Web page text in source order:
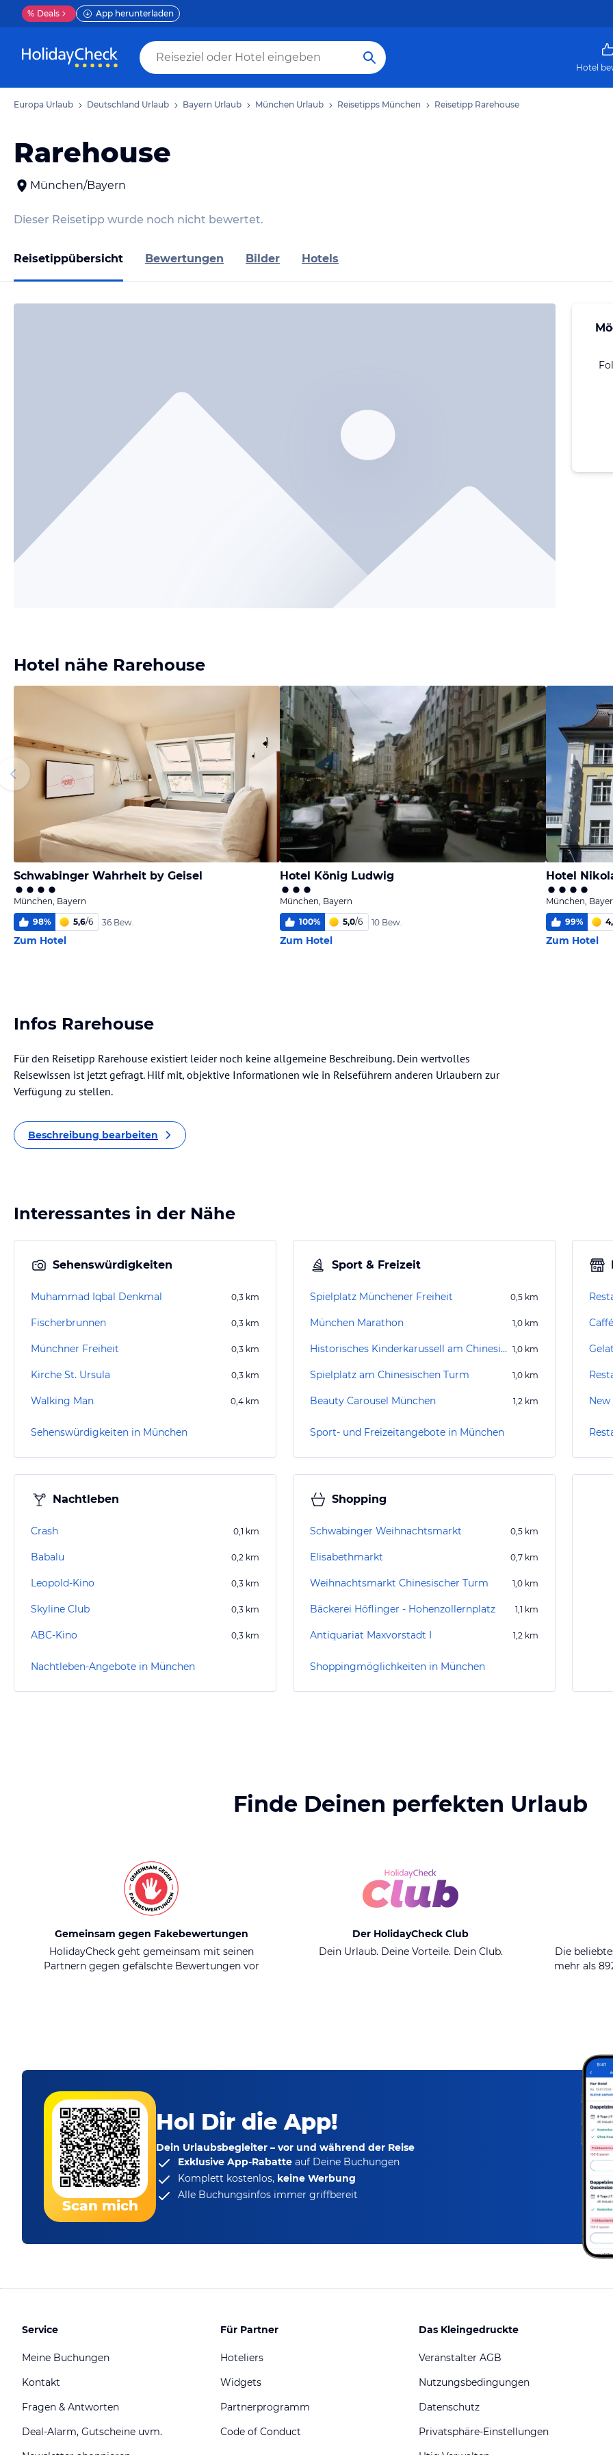
% Deals App herunterladen
Hotel
Europa Urlaub Deutschland Urlaub Bayern Urlaub München Urlaub Reisetipps München Reisetipp Rarehouse
Rarehouse
München/Bayern
Dieser Reisetipp wurde noch nicht bewertet.
Reisetippübersicht Bewertungen Bilder Hotels
Hotel nähe Rarehouse
Schwabinger Wahrheit by Geisel
München, Bayern
98% 5,6/6 36 Bew.
Zum Hotel
Hotel König Ludwig
München, Bayern
100% 5,0/6 10 Bew.
Zum Hotel
Hotel
München,
99%
Zum Hotel
Infos Rarehouse
Für den Reisetipp Rarehouse existiert leider noch keine allgemeine Beschreibung. Dein wertvolles
Reisewissen ist jetzt gefragt. Hilf mit, objektive Informationen wie in Reiseführern anderen Urlaubern zur
Verfügung zu stellen.
Beschreibung bearbeiten
Interessantes in der Nähe
Sehenswürdigkeiten
Muhammad Iqbal Denkmal 0,3 km
Fischerbrunnen 0,3 km
Münchner Freiheit 0,3 km
Kirche St. Ursula 0,3 km
Walking Man 0,4 km
Sehenswürdigkeiten in München
Sport & Freizeit
Spielplatz Münchener Freiheit 0,5 km
München Marathon 1,0 km
Historisches Kinderkarussell am Chinesischen Turm 1,0 km
Spielplatz am Chinesischen Turm 1,0 km
Beauty Carousel München 1,2 km
Sport- und Freizeitangebote in München
New
Nachtleben
Crash 0,1 km
Babalu 0,2 km
Leopold-Kino 0,3 km
Skyline Club 0,3 km
ABC-Kino 0,3 km
Nachtleben-Angebote in München
Shopping
Schwabinger Weihnachtsmarkt 0,5 km
Elisabethmarkt 0,7 km
Weihnachtsmarkt Chinesischer Turm 1,0 km
Bäckerei Höflinger - Hohenzollernplatz 1,1 km
Antiquariat Maxvorstadt I 1,2 km
Shoppingmöglichkeiten in München
Finde Deinen perfekten Urlaub
Gemeinsam gegen Fakebewertungen
HolidayCheck geht gemeinsam mit seinen
Partnern gegen gefälschte Bewertungen vor
Der HolidayCheck Club
Dein Urlaub. Deine Vorteile. Dein Club.
Die
mehr als
Scan mich
Hol Dir die App!
Dein Urlaubsbegleiter – vor und während der Reise
Exklusive App-Rabatte auf Deine Buchungen
Komplett kostenlos, keine Werbung
Alle Buchungsinfos immer griffbereit
Service
Meine Buchungen
Kontakt
Fragen & Antworten
Deal-Alarm, Gutscheine uvm.
Für Partner
Hoteliers
Widgets
Partnerprogramm
Code of Conduct
Das Kleingedruckte
Veranstalter AGB
Nutzungsbedingungen
Datenschutz
Privatsphäre-Einstellungen